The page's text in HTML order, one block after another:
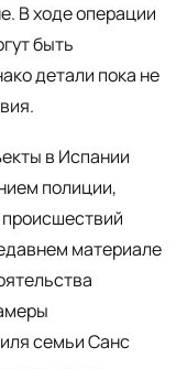
В ходе операции
быть
детали пока не
в Испании
полиции,
материале
семьи Санс